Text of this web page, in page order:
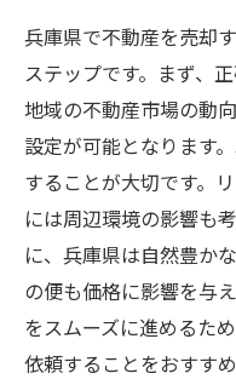
兵庫県で不動産を売却
ステップです。まず、
地域の不動産市場の動
設定が可能となります
することが大切です。
には周辺環境の影響も
に、兵庫県は自然豊か
の便も価格に影響を与
をスムーズに進めるた
依頼することをおすす